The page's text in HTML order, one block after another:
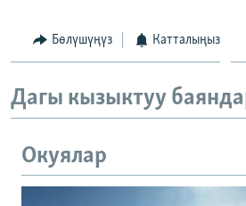
Бөлүшүңүз Катталыңыз
Дагы кызыктуу
Окуялар